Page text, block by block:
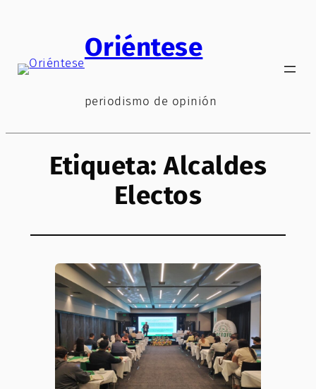
Oriéntese
periodismo de opinión
Etiqueta:Alcaldes
Electos